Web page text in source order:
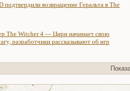
подтвердили возвращение Геральта в The
The Witcher 4 — Цири начинает свою
разработчики рассказывают об игр